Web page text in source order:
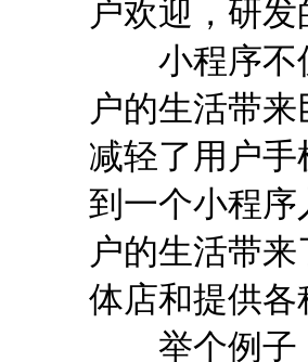
户欢迎，研
小程序不
户的生活带
减轻了用户
到一个小程
户的生活带
体店和提供
举个例子